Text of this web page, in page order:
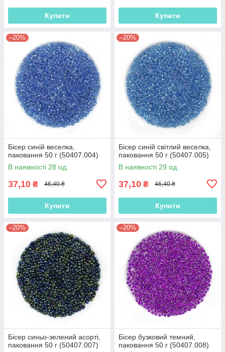
Купити Купити
–20%
Бісер синій веселка,
паковання 50 г (50407.004)
В наявності 28 од.
37,10 ₴ 46,40 ₴
Купити
–20%
Бісер синій світлий веселка,
паковання 50 г (50407.005)
В наявності 29 од.
37,10 ₴ 46,40 ₴
Купити
–20%
Бісер синьо-зелений асорті,
паковання 50 г (50407.007)
–20%
Бісер бузковий темний,
паковання 50 г (50407.008)